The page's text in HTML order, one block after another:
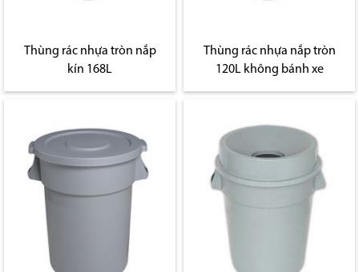
Thùng rác nhựa tròn nắp
kín 168L
Thùng rác nhựa nắp tròn
120L không bánh xe